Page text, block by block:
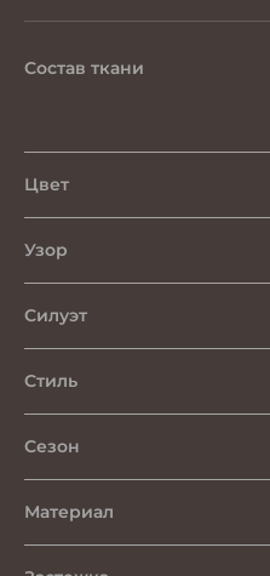
Состав ткани
Цвет
Узор
Силуэт
Стиль
Сезон
Материал